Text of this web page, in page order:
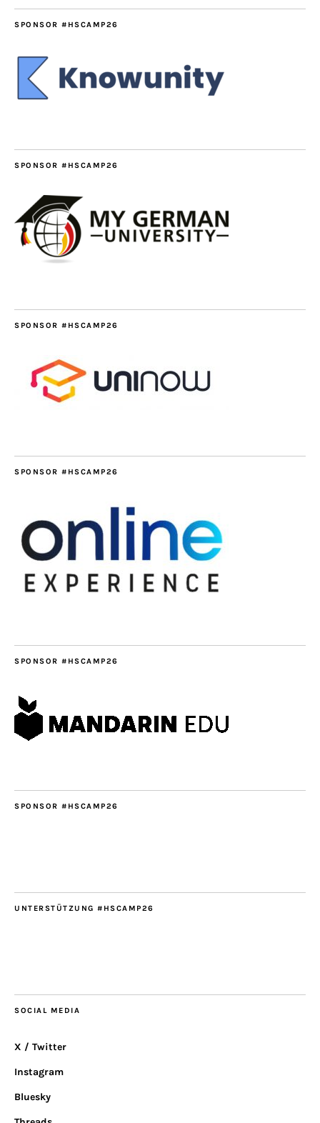
SPONSOR #HSCAMP26
SPONSOR #HSCAMP26
SPONSOR #HSCAMP26
SPONSOR #HSCAMP26
SPONSOR #HSCAMP26
SPONSOR #HSCAMP26
UNTERSTÜTZUNG #HSCAMP26
SOCIAL MEDIA
X / Twitter
Instagram
Bluesky